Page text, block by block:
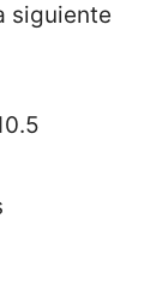
siguiente